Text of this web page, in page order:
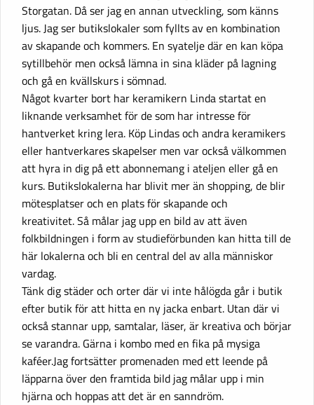
Storgatan. Då ser jag en annan utveckling, som känns
ljus. Jag ser butikslokaler som fyllts av en kombination
av skapande och kommers. En syatelje där en kan köpa
sytillbehör men också lämna in sina kläder på lagning
och gå en kvällskurs i sömnad.
Något kvarter bort har keramikern Linda startat en
liknande verksamhet för de som har intresse för
hantverket kring lera. Köp Lindas och andra keramikers
eller hantverkares skapelser men var också välkommen
att hyra in dig på ett abonnemang i ateljen eller gå en
kurs. Butikslokalerna har blivit mer än shopping, de blir
mötesplatser och en plats för skapande och
kreativitet. Så målar jag upp en bild av att även
folkbildningen i form av studieförbunden kan hitta till de
här lokalerna och bli en central del av alla människor
vardag.
Tänk dig städer och orter där vi inte hålögda går i butik
efter butik för att hitta en ny jacka enbart. Utan där vi
också stannar upp, samtalar, läser, är kreativa och börjar
se varandra. Gärna i kombo med en fika på mysiga
kaféer.Jag fortsätter promenaden med ett leende på
läpparna över den framtida bild jag målar upp i min
hjärna och hoppas att det är en sanndröm.